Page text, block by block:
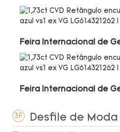
Feira Internacional de
Feira Internacional de
3F Desfile de